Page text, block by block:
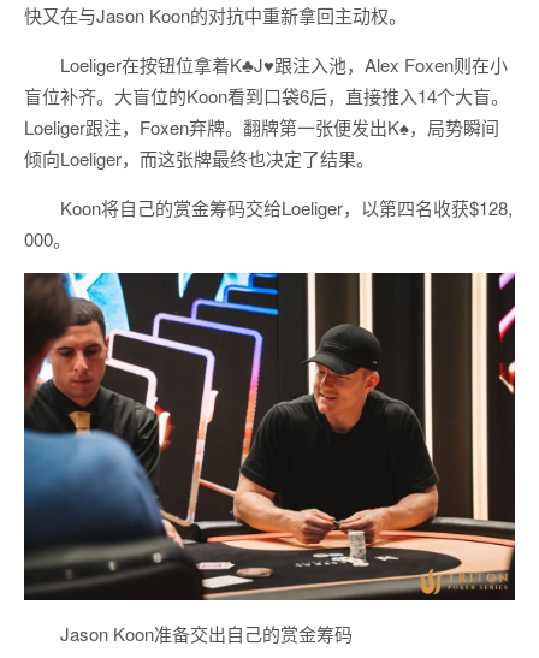
快又在与Jason Koon的对抗中重新拿回主动权。
Loeliger在按钮位拿着K♣J♥跟注入池，Alex Foxen则在小
盲位补齐。大盲位的Koon看到口袋6后，直接推入14个大盲。
Loeliger跟注，Foxen弃牌。翻牌第一张便发出K♠，局势瞬间
倾向Loeliger，而这张牌最终也决定了结果。
Koon将自己的赏金筹码交给Loeliger，以第四名收获$128,
000。
Jason Koon准备交出自己的赏金筹码